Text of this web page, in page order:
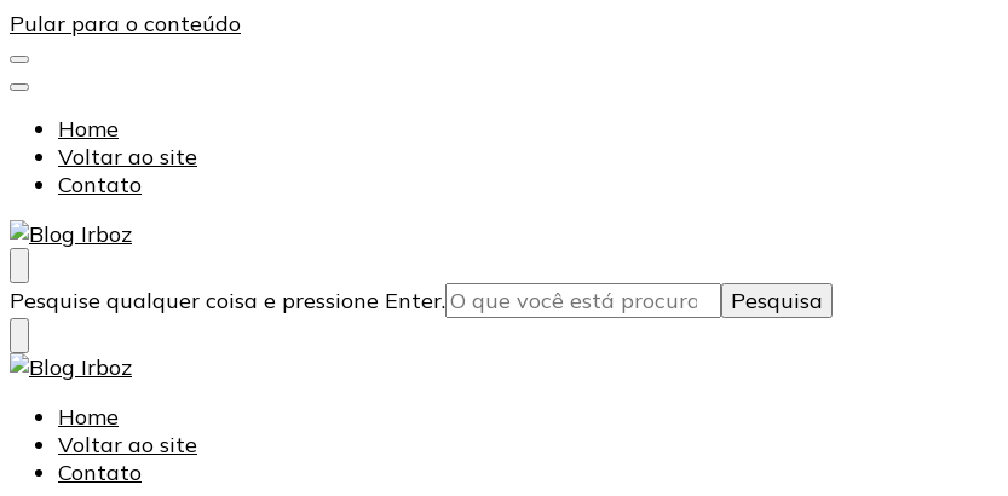
Pular para o conteúdo
Home
Voltar ao site
Contato
Blog Irboz
Blog de Lubrificação Industrial
Procurando
algo?
Pesquise qualquer coisa e pressione Enter.
Blog Irboz
Blog de Lubrificação Industrial
Home
Voltar ao site
Contato